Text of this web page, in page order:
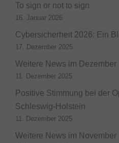
To sign or not to sign
16. Januar 2026
Cybersicherheit 2026: Ein
17. Dezember 2025
Weitere News im Dezember
11. Dezember 2025
Positive Stimmung bei der
Schleswig-Holstein
11. Dezember 2025
Weitere News im November